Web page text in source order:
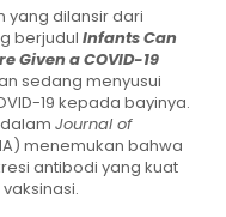
yang dilansir dari
berjudul Infants Can
Given a COVID-19
sedang menyusui
19 kepada bayinya.
Journal of
menemukan bahwa
antibodi yang kuat